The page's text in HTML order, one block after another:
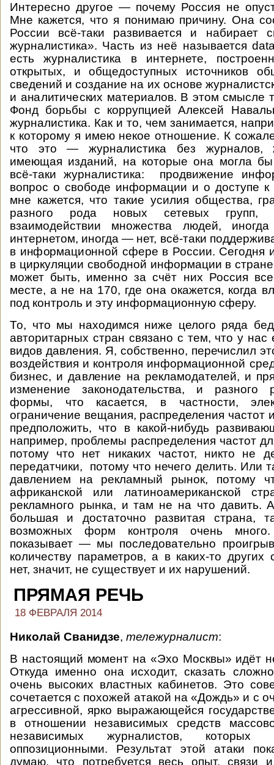
Интересно другое — почему Россия не
Мне кажется, что я понимаю причину. Она
России всё-таки развивается и набирает
журналистика». Часть из неё называется
есть журналистика в интернете,
открытых, и общедоступных источников
сведений и создание на их основе
и аналитических материалов. В этом смысле
Фонд борьбы с коррупцией Алексей
журналистика. Как и то, чем занимается,
к которому я имею некое отношение. К
что это — журналистика без журналов,
имеющая изданий, на которые она могла
всё-таки журналистика: продвижение
вопрос о свободе информации и о доступе
мне кажется, что такие усилия общества,
разного рода новых сетевых групп,
взаимодействии множества людей,
интернетом, иногда — нет, всё-таки
в информационной сфере в России. Сегодня
в циркуляции свободной информации в
может быть, именно за счёт них Россия
месте, а не на 170, где она окажется, когда
под контроль и эту информационную сферу.
То, что мы находимся ниже целого ряда
авторитарных стран связано с тем, что у нас
видов давления. Я, собственно, перечислил
воздействия и контроля информационной
бизнес, и давление на рекламодателей, и
изменение законодательства, и разного
формы, что касается, в частности,
ограничение вещания, распределения частот
предположить, что в какой-нибудь
например, проблемы распределения частот
потому что нет никаких частот, никто не
передатчики, потому что нечего делить. Или
давлением на рекламный рынок, потому
африканской или латиноамериканской
рекламного рынка, и там не на что давить.
большая и достаточно развитая страна,
возможных форм контроля очень
показывает — мы последовательно
количеству параметров, а в каких-то других
нет, значит, не существует и их нарушений.
ПРЯМАЯ РЕЧЬ
18 ФЕВРАЛЯ 2014
Николай Сванидзе, тележурналист:
В настоящий момент на «Эхо Москвы» идёт
Откуда именно она исходит, сказать
очень высоких властных кабинетов. Это
сочетается с похожей атакой на «Дождь» и с
агрессивной, ярко выражающейся
в отношении независимых средств
независимых журналистов, которых
оппозиционными. Результат этой атаки
думаю, что потребуется весь опыт, связи и